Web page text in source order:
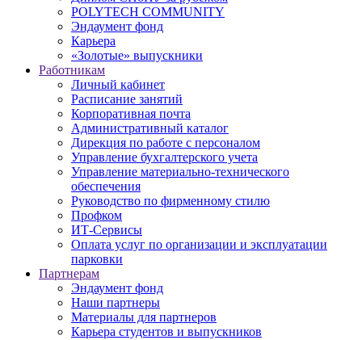
POLYTECH COMMUNITY
Эндаумент фонд
Карьера
«Золотые» выпускники
Работникам
Личный кабинет
Расписание занятий
Корпоративная почта
Административный каталог
Дирекция по работе с персоналом
Управление бухгалтерского учета
Управление материально-технического
обеспечения
Руководство по фирменному стилю
Профком
ИТ-Сервисы
Оплата услуг по организации и эксплуатации
парковки
Партнерам
Эндаумент фонд
Наши партнеры
Материалы для партнеров
Карьера студентов и выпускников